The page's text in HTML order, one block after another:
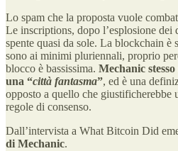
Lo spam che la proposta vuole
Le inscriptions, dopo l’esplosione dei
spente quasi da sole. La blockchain è
sono ai minimi pluriennali, proprio
blocco è bassissima. Mechanic
una “città fantasma”, ed è una
opposto a quello che giustificherebbe
regole di consenso.
Dall’intervista a What Bitcoin Did
di Mechanic.